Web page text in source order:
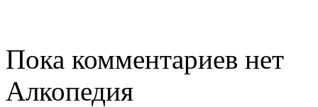
Пока комментариев нет
Алкопедия